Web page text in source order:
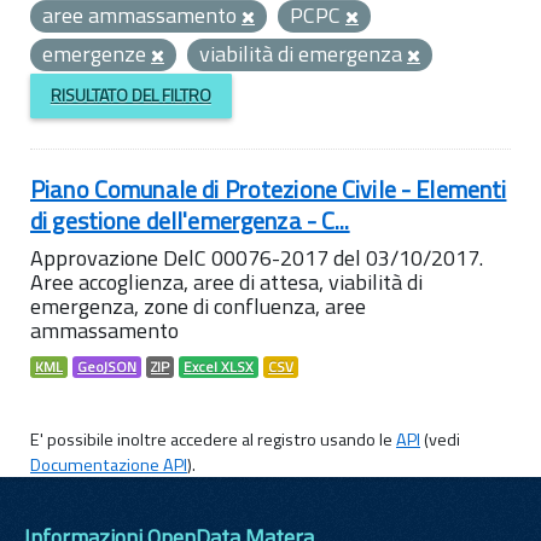
aree ammassamento
PCPC
emergenze
viabilità di emergenza
RISULTATO DEL FILTRO
Piano Comunale di Protezione Civile - Elementi
di gestione dell'emergenza - C...
Approvazione DelC 00076-2017 del 03/10/2017.
Aree accoglienza, aree di attesa, viabilità di
emergenza, zone di confluenza, aree
ammassamento
KML GeoJSON ZIP Excel XLSX CSV
E' possibile inoltre accedere al registro usando leAPI(vedi
Documentazione API).